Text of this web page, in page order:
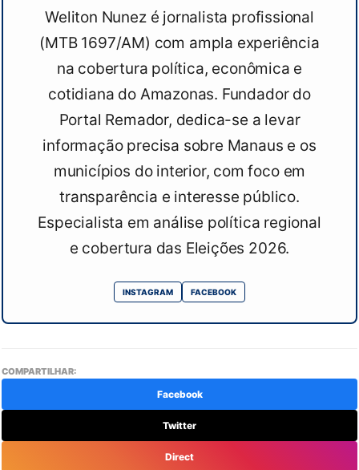
Weliton Nunez é jornalista profissional
(MTB 1697/AM) com ampla experiência
na cobertura política, econômica e
cotidiana do Amazonas. Fundador do
Portal Remador, dedica-se a levar
informação precisa sobre Manaus e os
municípios do interior, com foco em
transparência e interesse público.
Especialista em análise política regional
e cobertura das Eleições 2026.
INSTAGRAM FACEBOOK
COMPARTILHAR:
Facebook
Twitter
Direct